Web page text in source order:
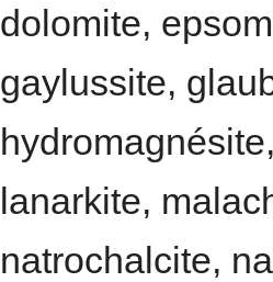
dolomite,
gaylussite,
lanarkite,
natrochalcite,